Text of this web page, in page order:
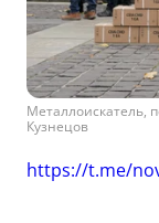
Металлоискатель,
Кузнецов
https://t.me/